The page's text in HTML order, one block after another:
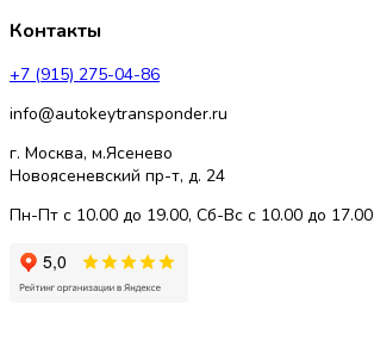
Контакты
+7 (915) 275-04-86
info@autokeytransponder.ru
г. Москва, м.Ясенево
Новоясеневский пр-т, д. 24
Пн-Пт с 10.00 до 19.00, Сб-Вс с 10.00 до 17.00